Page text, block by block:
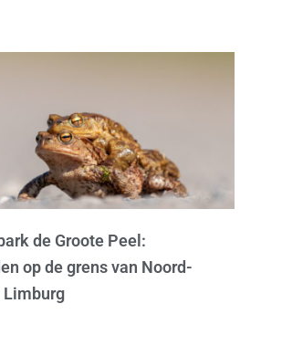
de Groote Peel:
op de grens van Noord-
Limburg